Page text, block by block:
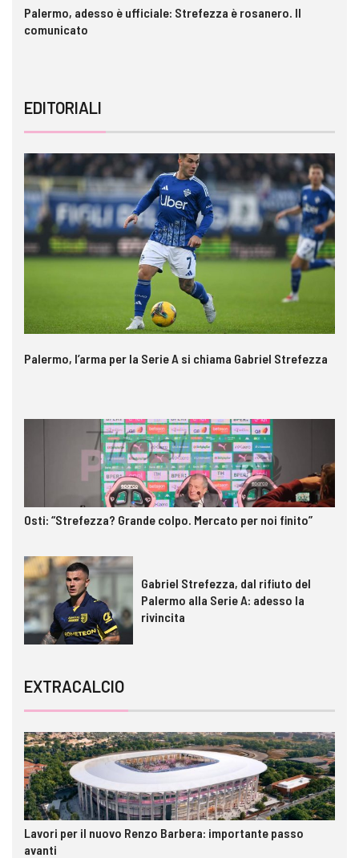
Palermo, adesso è ufficiale: Strefezza è rosanero. Il
comunicato
EDITORIALI
Palermo, l’arma per la Serie A si chiama Gabriel Strefezza
Osti: “Strefezza? Grande colpo. Mercato per noi finito”
Gabriel Strefezza, dal rifiuto del
Palermo alla Serie A: adesso la
rivincita
EXTRACALCIO
Lavori per il nuovo Renzo Barbera: importante passo
avanti